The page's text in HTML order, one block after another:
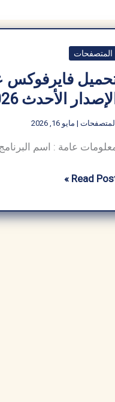
المتصفحات
فايرفوكس
الإصدار الأحدث 2026
المتصفحات | مايو 16, 2026
Read Post